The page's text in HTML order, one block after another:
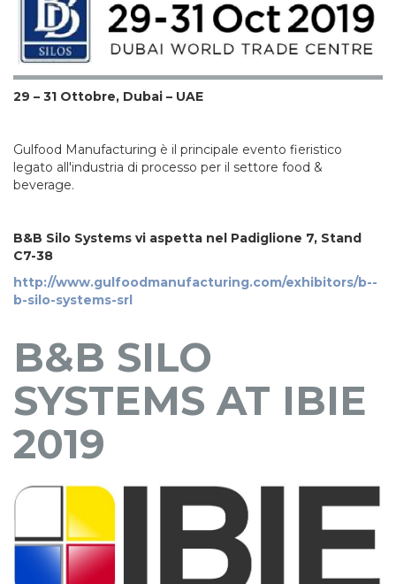
29 – 31 Ottobre, Dubai – UAE
Gulfood Manufacturing è il principale evento fieristico
legato all'industria di processo per il settore food &
beverage.
B&B Silo Systems vi aspetta nel Padiglione 7, Stand
C7-38
http://www.gulfoodmanufacturing.com/exhibitors/b--
b-silo-systems-srl
B&B SILO
SYSTEMS AT IBIE
2019